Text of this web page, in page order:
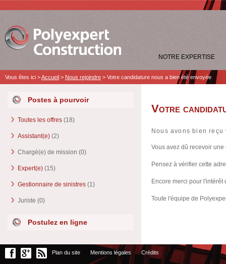
NOTRE EXPERTISE
Vous êtes ici >Accueil > Nous rejoindre > Votre candidature nous a bien été envoyée
Postes à pourvoir
Toutes les offres (18)
Assistant(e) (2)
Chargé(e) de mission (0)
Expert(e) (15)
Gestionnaire de sinistres (1)
Juriste (0)
Postulez en ligne
Votre
Nous avons bien
Vous avez dû recevoir
Pensez à vérifier cette
Encore merci pour l'intérêt
Toute l'équipe de
Plan du site Mentions légales Crédits